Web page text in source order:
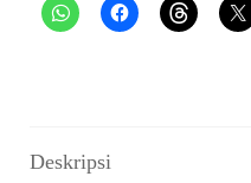
Kembali"
Deskripsi